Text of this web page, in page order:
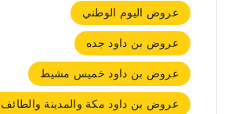
عروض اليوم الوطني
عروض بن داود جده
عروض بن داود خميس مشيط
عروض بن داود مكة والمدينة والطائف